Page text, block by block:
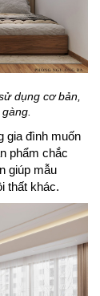
dụng cơ bản,
gia đình muốn
phẩm chắc
giúp mẫu
thất khác.